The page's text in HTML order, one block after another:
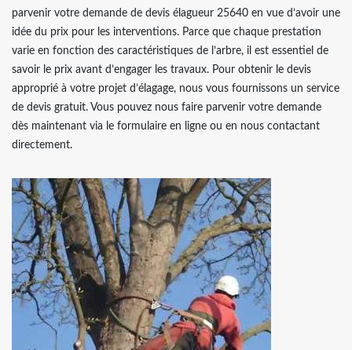
parvenir votre demande de devis élagueur 25640 en vue d’avoir une
idée du prix pour les interventions. Parce que chaque prestation
varie en fonction des caractéristiques de l’arbre, il est essentiel de
savoir le prix avant d’engager les travaux. Pour obtenir le devis
approprié à votre projet d’élagage, nous vous fournissons un service
de devis gratuit. Vous pouvez nous faire parvenir votre demande
dès maintenant via le formulaire en ligne ou en nous contactant
directement.